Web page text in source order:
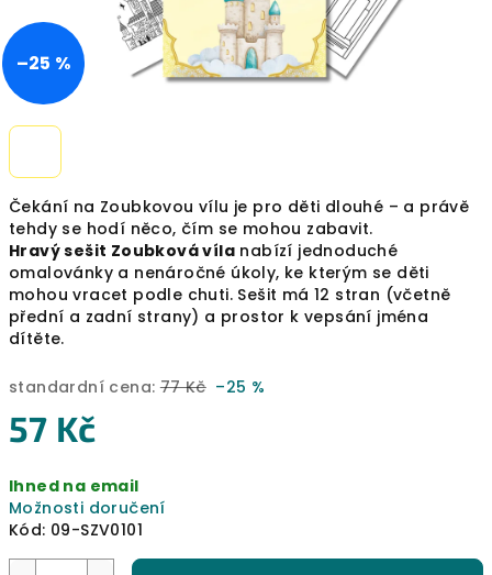
Čekání na Zoubkovou vílu je pro děti dlouhé – a právě
tehdy se hodí něco, čím se mohou zabavit.
Hravý sešit Zoubková víla nabízí jednoduché
omalovánky a nenáročné úkoly, ke kterým se děti
mohou vracet podle chuti. Sešit má 12 stran (včetně
přední a zadní strany) a prostor k vepsání jména
dítěte.
standardní cena: 77 Kč –25 %
57 Kč
cena:
Ihned na email
Možnosti doručení
Kód: 09-SZV0101
–25 %